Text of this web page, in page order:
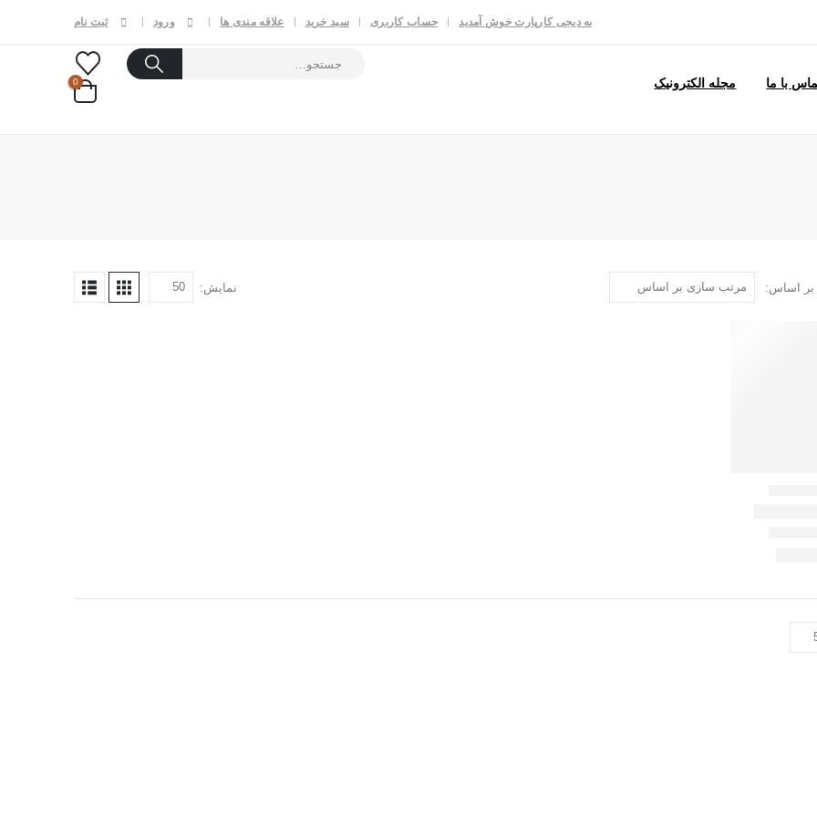
به دیجی کارپارت خوش آمدید حساب کاربری سبد خرید علاقه مندی ها ورود ثبت نام
با ما مجله الکترونیک 0
اساس: نمایش: